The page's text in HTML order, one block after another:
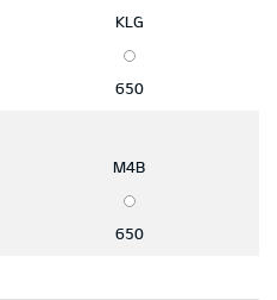
KLG
650
M4B
650